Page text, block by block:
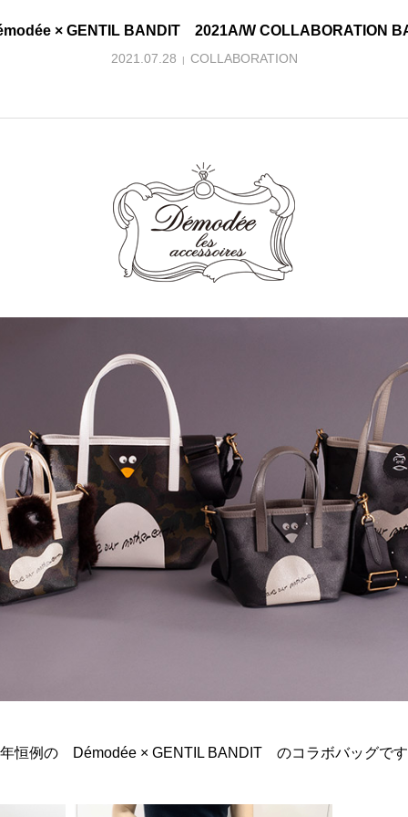
× GENTIL BANDIT 2021A/W COLLABORATION
2021.07.28 COLLABORATION
恒例の Démodée × GENTIL BANDIT のコラボバッグで